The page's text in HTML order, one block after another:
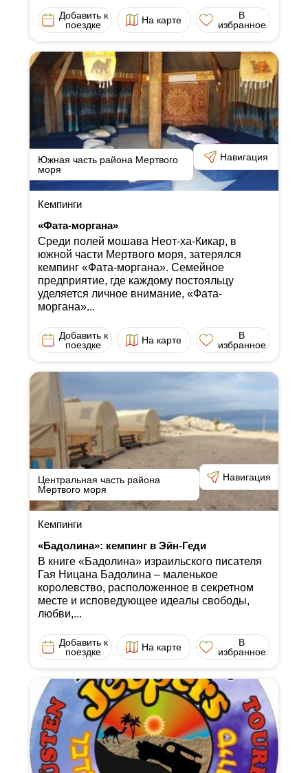
Добавить к
поездке
На карте
В
избранное
Южная часть района Мертвого
моря
Навигация
Кемпинги
«Фата-моргана»
Среди полей мошава Неот-ха-Кикар, в
южной части Мертвого моря, затерялся
кемпинг «Фата-моргана». Семейное
предприятие, где каждому постояльцу
уделяется личное внимание, «Фата-
моргана»...
Добавить к
поездке
На карте
В
избранное
Центральная часть района
Мертвого моря
Навигация
Кемпинги
«Бадолина»: кемпинг в Эйн-Геди
В книге «Бадолина» израильского писателя
Гая Ницана Бадолина ‒ маленькое
королевство, расположенное в секретном
месте и исповедующее идеалы свободы,
любви,...
Добавить к
поездке
На карте
В
избранное